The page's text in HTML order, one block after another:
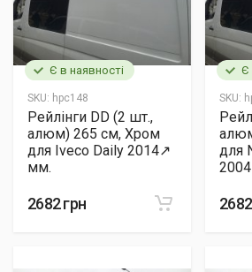
Є в наявності
SKU: hpc148
Рейлінги DD (2 шт.,
алюм) 265 см, Хром
для Iveco Daily 2014↗
мм.
2682 грн
Є
SKU:
для